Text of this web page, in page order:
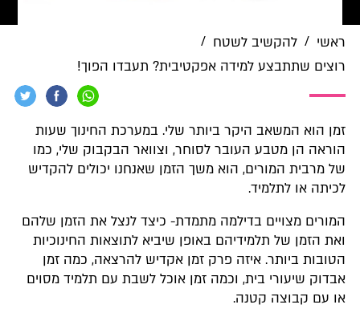
ראשי / להקשיב לשטח /
רוצים שתתבצע למידה אפקטיבית? תעבדו הפוך!
זמן הוא המשאב היקר ביותר שלי. במערכת החינוך שעות
הוראה הן מטבע העובר לסוחר, וצוואר הבקבוק שלי, כמו
של מרבית המורים, הוא משך הזמן שאנחנו יכולים להקדיש
לכיתה או לתלמיד.
המורים מצויים בדילמה מתמדת- כיצד לנצל את הזמן שלהם
ואת הזמן של תלמידיהם באופן שיביא לתוצאות החינוכיות
הטובות ביותר. איזה פרק זמן אקדיש להרצאה, כמה זמן
אבדוק שיעורי בית, וכמה זמן אוכל לשבת עם תלמיד מסוים
או עם קבוצה קטנה.